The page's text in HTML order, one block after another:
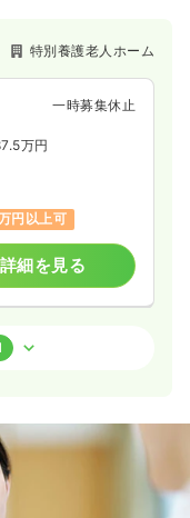
特別養護老人ホーム
一時募集休止
万円
円以上可
詳細を見る
デイケア・デイサービス
可